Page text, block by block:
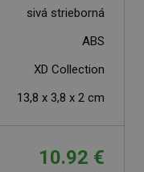
sivá strieborná
ABS
XD Collection
13,8 x 3,8 x 2 cm
10.92 €